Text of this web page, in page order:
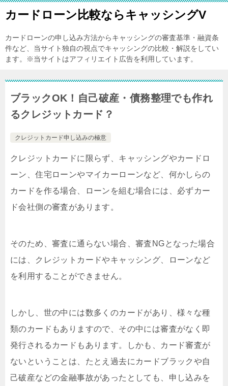
カードローン比較ならキャッシングV
カードローンの申し込み方法からキャッシングの審査基準・融資条
件など、当サイト独自の視点でキャッシングの比較・解説をしてい
ます。※当サイトはアフィリエイト広告を利用しています。
ブラックOK！自己破産・債務整理でも作れ
るクレジットカード？
クレジットカード申し込みの極意
クレジットカードに限らず、キャッシングやカードロ
ーン、住宅ローンやマイカーローンなど、何かしらの
カードを作る場合、ローンを組む場合には、必ずカー
ド会社側の審査があります。
そのため、審査に通らない場合、審査NGとなった場合
には、クレジットカードやキャッシング、ローンなど
を利用することができません。
しかし、世の中には数多くのカードがあり、様々な種
類のカードもありますので、その中には審査がなく即
発行されるカードもあります。しかも、カード審査が
ないということは、たとえ過去にカードブラックや自
己破産などの金融事故があったとしても、申し込みを